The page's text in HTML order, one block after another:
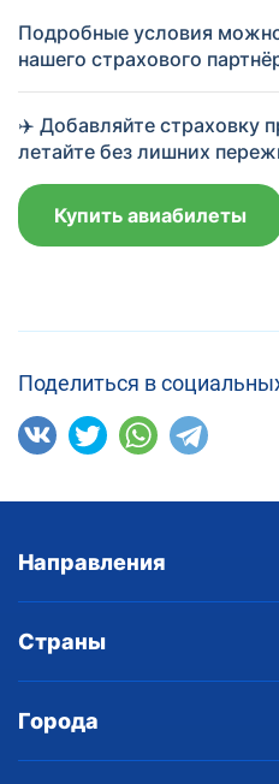
Подробные условия
нашего страхового
✈️ Добавляйте страховку
летайте без лишних
Купить авиабилеты
Поделиться в
Направления
Страны
Города